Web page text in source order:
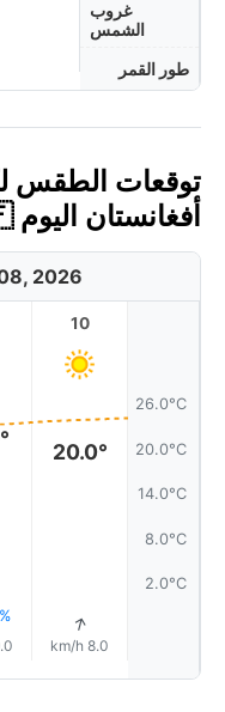
غروب
الشمس
طور القمر
أفغانستان اليوم 🇦🇫
2026
26.0°C
20.0°C
14.0°C
8.0°C
2.0°C
10
20.0°
↑
8.0 km/h
1%
h